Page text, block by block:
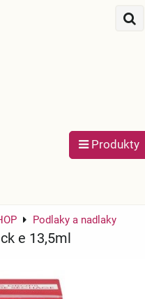
Produkty
Podlaky a nadlaky
e 13,5ml